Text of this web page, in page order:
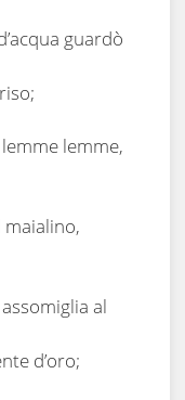
guardò
lemme,
al
d’oro;